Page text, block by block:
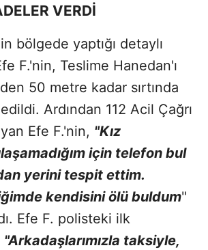
VERDİ
bölgede yaptığı detaylı
F.'nin, Teslime Hanedan'ı
50 metre kadar sırtında
Ardından 112 Acil Çağrı
Efe F.'nin, "Kız
için telefon bul
yerini tespit ettim.
kendisini ölü buldum"
Efe F. polisteki ilk
"Arkadaşlarımızla taksiyle,